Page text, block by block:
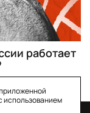
работает
использованием